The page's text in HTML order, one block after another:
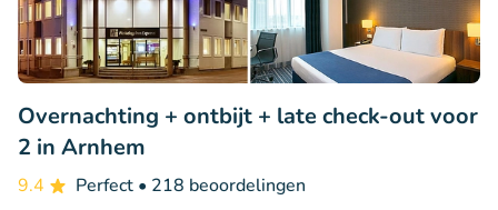
Overnachting + ontbijt + late check-out voor
2 in Arnhem
9.4 Perfect • 218 beoordelingen